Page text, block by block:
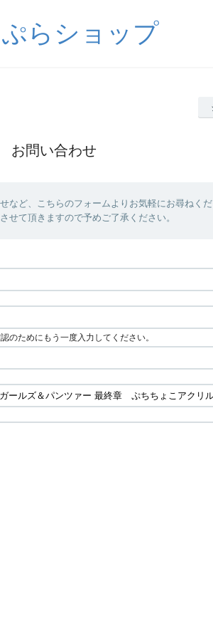
らショップ
お問い合わせ
など、こちらのフォームよりお気軽にお尋ねく
せて頂きますので予めご了承ください。
のためにもう一度入力してください。